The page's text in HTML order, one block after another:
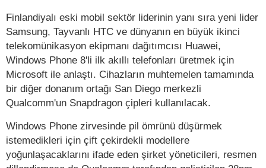
Finlandiyalı eski mobil sektör liderinin yanı sıra yeni lider
Samsung, Tayvanlı HTC ve dünyanın en büyük ikinci
telekomünikasyon ekipmanı dağıtımcısı Huawei,
Windows Phone 8'li ilk akıllı telefonları üretmek için
Microsoft ile anlaştı. Cihazların muhtemelen tamamında
bir diğer donanım ortağı San Diego merkezli
Qualcomm'un Snapdragon çipleri kullanılacak.
Windows Phone zirvesinde pil ömrünü düşürmek
istemedikleri için çift çekirdekli modellere
yoğunlaşacaklarını ifade eden şirket yöneticileri, resmen